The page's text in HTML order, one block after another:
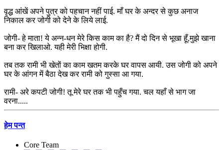
वृद्ध आंखें अपने पुत्र को पहचान नहीं पाई. माँ घर के अन्दर से कुछ अनाज
निकाल कर जोगी को देने के लिये लाई.
जोगी- हे माता! ये अन्न-धन मेरे किस काम का है? मैं दो दिन से भूखा हूँ,मुझे खाना
बना कर खिलाओ. यही मेरी भिक्षा होगी.
तब तक रामी भी खेतों का काम खतम करके घर वापस आयी. उस जोगी को अपने
घर के आंगन में बैठा देख कर रामी को गुस्सा आ गया.
रामी- अरे कपटी जोगी! तू मेरे घर तक भी पहुँच गया. चल यहाँ से भाग जा
वरना.....
हेम पन्त
Core Team